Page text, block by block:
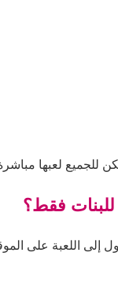
للجميع لعبها
للبنات فقط؟
اللعبة على